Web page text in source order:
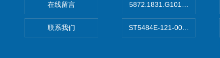
在线留言
联系我们
5872.1831.G101德国库伯勒
ST5484E-121-0032-00美国